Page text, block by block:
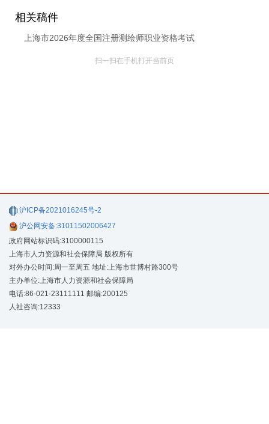
相关稿件
上海市2026年度全国注册测绘师职业资格考试
扫一扫在手机打开当前页
沪ICP备2021016245号-2
沪公网安备:31011502006427
政府网站标识码:3100000115
上海市人力资源和社会保障局 版权所有
对外办公时间:周一至周五 地址:上海市世博村路300号
主办单位:上海市人力资源和社会保障局
电话:86-021-23111111 邮编:200125
人社咨询:12333